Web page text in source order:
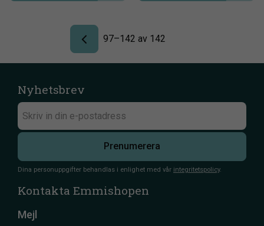
97–142 av 142
Nyhetsbrev
Prenumerera
Dina personuppgifter behandlas i enlighet med vår integritetspolicy.
Kontakta Emmishopen
Mejl